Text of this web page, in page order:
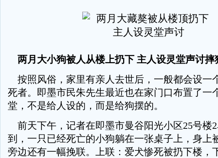
两月大小狗被人从楼上扔下 主人设灵堂声讨摔
按照风俗，家里有亲人去世后，一般都会设一
死者。即墨市民朱先生最近也在家门口布置了一
堂，不是给人设的，而是给狗摆的。
前天下午，记者在即墨市曼谷阳光小区25号楼
到，一只已经死亡的小狗躺在一张桌子上，身上
旁边还有一幅挽联。上联：爱犬惨死被扔下楼，